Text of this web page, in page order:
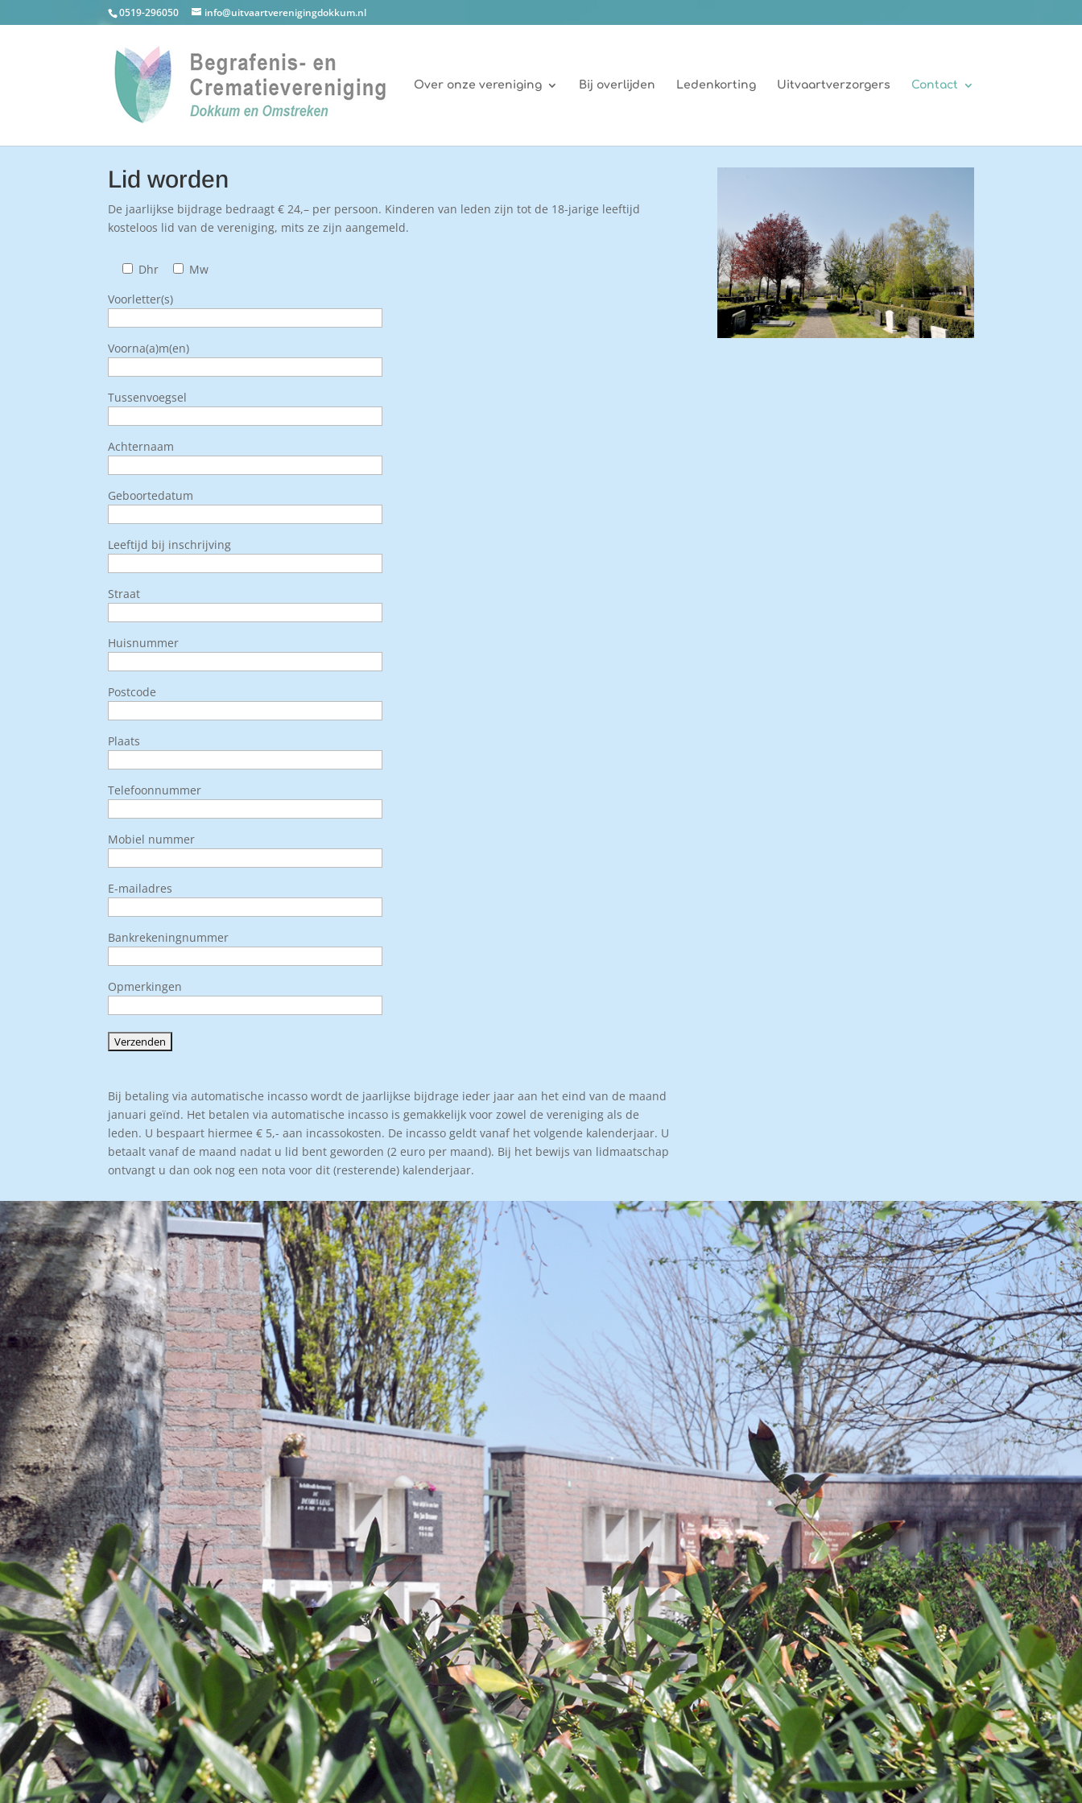
0519-296050 info@uitvaartverenigingdokkum.nl
Over onze vereniging Bij overlijden Ledenkorting Uitvaartverzorgers Contact
Lid worden
De jaarlijkse bijdrage bedraagt € 24,– per persoon. Kinderen van leden zijn tot de 18-jarige leeftijd
kosteloos lid van de vereniging, mits ze zijn aangemeld.
Dhr
Mw
Voorletter(s)
Voorna(a)m(en)
Tussenvoegsel
Achternaam
Geboortedatum
Leeftijd bij inschrijving
Straat
Huisnummer
Postcode
Plaats
Telefoonnummer
Mobiel nummer
E-mailadres
Bankrekeningnummer
Opmerkingen
Bij betaling via automatische incasso wordt de jaarlijkse bijdrage ieder jaar aan het eind van de maand
januari geïnd. Het betalen via automatische incasso is gemakkelijk voor zowel de vereniging als de
leden. U bespaart hiermee € 5,- aan incassokosten. De incasso geldt vanaf het volgende kalenderjaar. U
betaalt vanaf de maand nadat u lid bent geworden (2 euro per maand). Bij het bewijs van lidmaatschap
ontvangt u dan ook nog een nota voor dit (resterende) kalenderjaar.